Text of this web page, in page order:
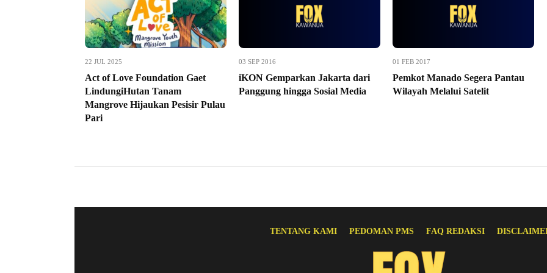
22 JUL 2025
Act of Love Foundation Gaet
LindungiHutan Tanam
Mangrove Hijaukan Pesisir Pulau
Pari
03 SEP 2016
iKON Gemparkan Jakarta dari
Panggung hingga Sosial Media
01 FEB 2017
Pemkot Manado Segera Pantau
Wilayah Melalui Satelit
TENTANG KAMI PEDOMAN PMS FAQ REDAKSI